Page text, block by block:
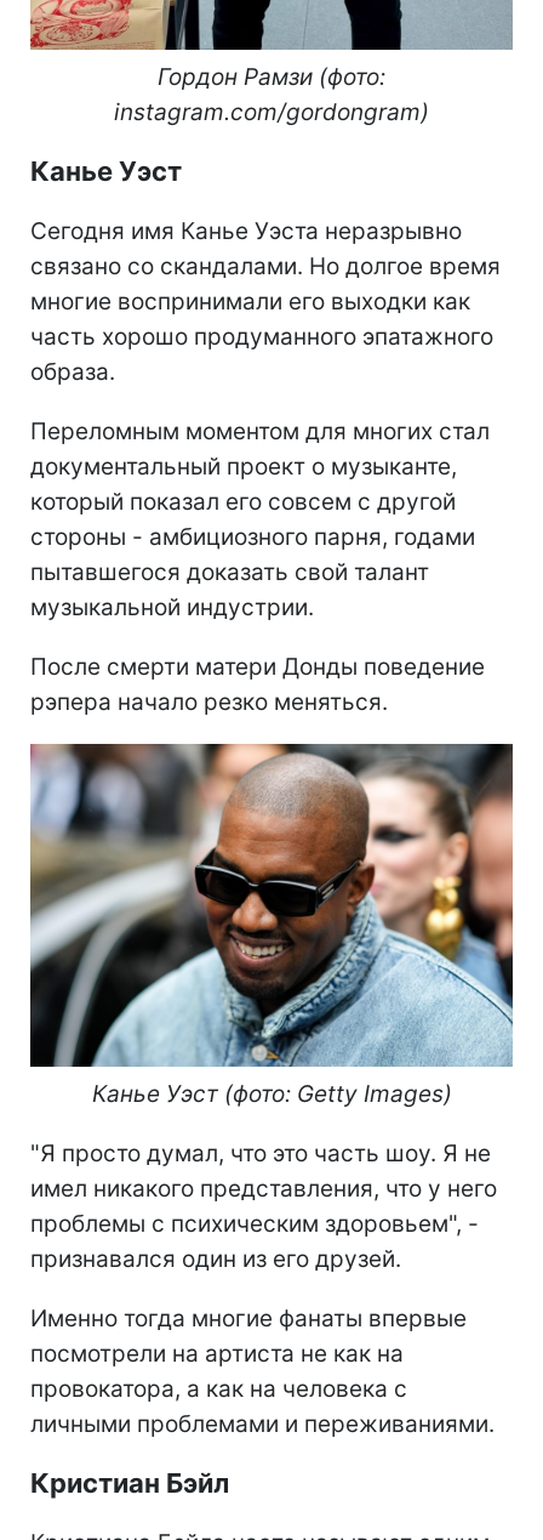
Гордон Рамзи (фото:
instagram.com/gordongram)
Канье Уэст
Сегодня имя Канье Уэста неразрывно
связано со скандалами. Но долгое время
многие воспринимали его выходки как
часть хорошо продуманного эпатажного
образа.
Переломным моментом для многих стал
документальный проект о музыканте,
который показал его совсем с другой
стороны - амбициозного парня, годами
пытавшегося доказать свой талант
музыкальной индустрии.
После смерти матери Донды поведение
рэпера начало резко меняться.
Канье Уэст (фото: Getty Images)
"Я просто думал, что это часть шоу. Я не
имел никакого представления, что у него
проблемы с психическим здоровьем", -
признавался один из его друзей.
Именно тогда многие фанаты впервые
посмотрели на артиста не как на
провокатора, а как на человека с
личными проблемами и переживаниями.
Кристиан Бэйл